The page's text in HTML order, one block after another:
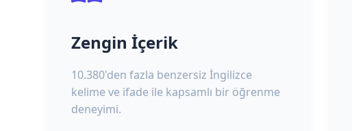
Zengin İçerik
10.380'den fazla benzersiz İngilizce
kelime ve ifade ile kapsamlı bir öğrenme
deneyimi.